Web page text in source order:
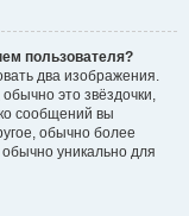
пользователя?
два изображения.
это звёздочки,
сообщений вы
обычно более
уникально для